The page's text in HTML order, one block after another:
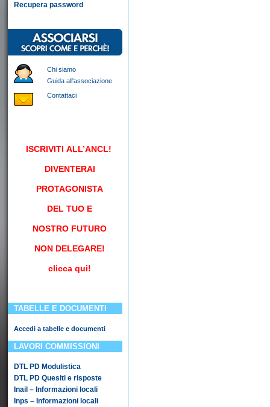
Recupera password
Chi siamo
Guida all'associazione
Contattaci
ISCRIVITI ALL’ANCL!
DIVENTERAI
PROTAGONISTA
DEL TUO E
NOSTRO FUTURO
NON DELEGARE!
clicca qui!
TABELLE E DOCUMENTI
Accedi a tabelle e documenti
LAVORI COMMISSIONI
DTL PD Modulistica
DTL PD Quesiti e risposte
Inail – Informazioni locali
Inps – Informazioni locali